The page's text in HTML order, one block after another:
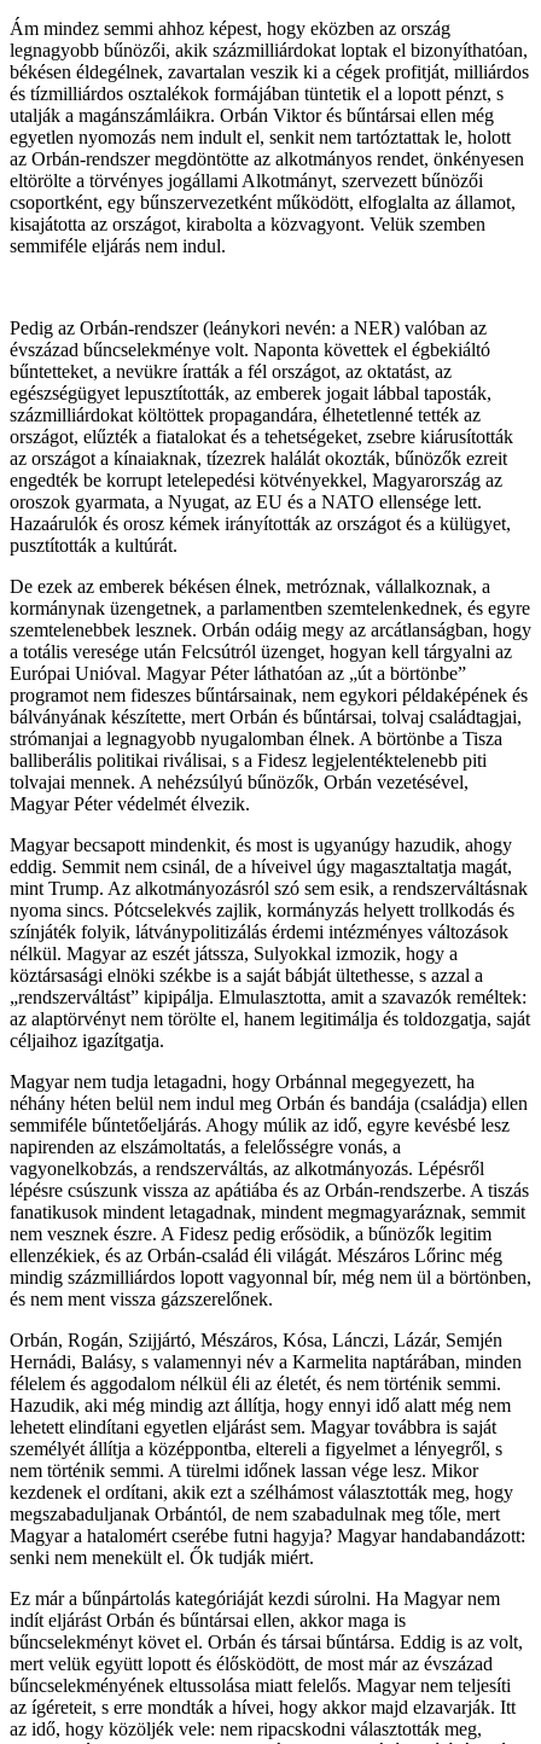
Ám mindez semmi ahhoz képest, hogy eközben az ország
legnagyobb bűnözői, akik százmilliárdokat loptak el bizonyíthatóan,
békésen éldegélnek, zavartalan veszik ki a cégek profitját, milliárdos
és tízmilliárdos osztalékok formájában tüntetik el a lopott pénzt, s
utalják a magánszámláikra. Orbán Viktor és bűntársai ellen még
egyetlen nyomozás nem indult el, senkit nem tartóztattak le, holott
az Orbán-rendszer megdöntötte az alkotmányos rendet, önkényesen
eltörölte a törvényes jogállami Alkotmányt, szervezett bűnözői
csoportként, egy bűnszervezetként működött, elfoglalta az államot,
kisajátotta az országot, kirabolta a közvagyont. Velük szemben
semmiféle eljárás nem indul.
Pedig az Orbán-rendszer (leánykori nevén: a NER) valóban az
évszázad bűncselekménye volt. Naponta követtek el égbekiáltó
bűntetteket, a nevükre íratták a fél országot, az oktatást, az
egészségügyet lepusztították, az emberek jogait lábbal taposták,
százmilliárdokat költöttek propagandára, élhetetlenné tették az
országot, elűzték a fiatalokat és a tehetségeket, zsebre kiárusították
az országot a kínaiaknak, tízezrek halálát okozták, bűnözők ezreit
engedték be korrupt letelepedési kötvényekkel, Magyarország az
oroszok gyarmata, a Nyugat, az EU és a NATO ellensége lett.
Hazaárulók és orosz kémek irányították az országot és a külügyet,
pusztították a kultúrát.
De ezek az emberek békésen élnek, metróznak, vállalkoznak, a
kormánynak üzengetnek, a parlamentben szemtelenkednek, és egyre
szemtelenebbek lesznek. Orbán odáig megy az arcátlanságban, hogy
a totális veresége után Felcsútról üzenget, hogyan kell tárgyalni az
Európai Unióval. Magyar Péter láthatóan az „út a börtönbe”
programot nem fideszes bűntársainak, nem egykori példaképének és
bálványának készítette, mert Orbán és bűntársai, tolvaj családtagjai,
strómanjai a legnagyobb nyugalomban élnek. A börtönbe a Tisza
balliberális politikai riválisai, s a Fidesz legjelentéktelenebb piti
tolvajai mennek. A nehézsúlyú bűnözők, Orbán vezetésével,
Magyar Péter védelmét élvezik.
Magyar becsapott mindenkit, és most is ugyanúgy hazudik, ahogy
eddig. Semmit nem csinál, de a híveivel úgy magasztaltatja magát,
mint Trump. Az alkotmányozásról szó sem esik, a rendszerváltásnak
nyoma sincs. Pótcselekvés zajlik, kormányzás helyett trollkodás és
színjáték folyik, látványpolitizálás érdemi intézményes változások
nélkül. Magyar az eszét játssza, Sulyokkal izmozik, hogy a
köztársasági elnöki székbe is a saját bábját ültethesse, s azzal a
„rendszerváltást” kipipálja. Elmulasztotta, amit a szavazók reméltek:
az alaptörvényt nem törölte el, hanem legitimálja és toldozgatja, saját
céljaihoz igazítgatja.
Magyar nem tudja letagadni, hogy Orbánnal megegyezett, ha
néhány héten belül nem indul meg Orbán és bandája (családja) ellen
semmiféle bűntetőeljárás. Ahogy múlik az idő, egyre kevésbé lesz
napirenden az elszámoltatás, a felelősségre vonás, a
vagyonelkobzás, a rendszerváltás, az alkotmányozás. Lépésről
lépésre csúszunk vissza az apátiába és az Orbán-rendszerbe. A tiszás
fanatikusok mindent letagadnak, mindent megmagyaráznak, semmit
nem vesznek észre. A Fidesz pedig erősödik, a bűnözők legitim
ellenzékiek, és az Orbán-család éli világát. Mészáros Lőrinc még
mindig százmilliárdos lopott vagyonnal bír, még nem ül a börtönben,
és nem ment vissza gázszerelőnek.
Orbán, Rogán, Szijjártó, Mészáros, Kósa, Lánczi, Lázár, Semjén
Hernádi, Balásy, s valamennyi név a Karmelita naptárában, minden
félelem és aggodalom nélkül éli az életét, és nem történik semmi.
Hazudik, aki még mindig azt állítja, hogy ennyi idő alatt még nem
lehetett elindítani egyetlen eljárást sem. Magyar továbbra is saját
személyét állítja a középpontba, eltereli a figyelmet a lényegről, s
nem történik semmi. A türelmi időnek lassan vége lesz. Mikor
kezdenek el ordítani, akik ezt a szélhámost választották meg, hogy
megszabaduljanak Orbántól, de nem szabadulnak meg tőle, mert
Magyar a hatalomért cserébe futni hagyja? Magyar handabandázott:
senki nem menekült el. Ők tudják miért.
Ez már a bűnpártolás kategóriáját kezdi súrolni. Ha Magyar nem
indít eljárást Orbán és bűntársai ellen, akkor maga is
bűncselekményt követ el. Orbán és társai bűntársa. Eddig is az volt,
mert velük együtt lopott és élősködött, de most már az évszázad
bűncselekményének eltussolása miatt felelős. Magyar nem teljesíti
az ígéreteit, s erre mondták a hívei, hogy akkor majd elzavarják. Itt
az idő, hogy közöljék vele: nem ripacskodni választották meg,